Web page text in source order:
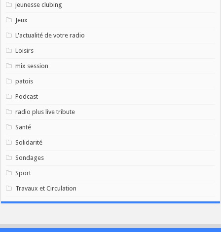
jeunesse clubing
Jeux
L'actualité de votre radio
Loisirs
mix session
patois
Podcast
radio plus live tribute
Santé
Solidarité
Sondages
Sport
Travaux et Circulation